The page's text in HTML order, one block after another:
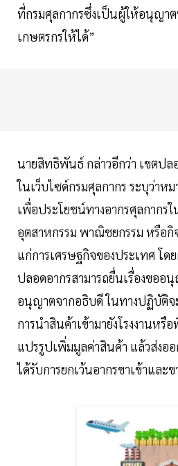
ที่กรมศุลกากรซึ่งเป็นผู้ให้อนุญา
เกษตรกรให้ได้”
นายสิทธิพันธ์ กล่าวอีกว่า เขตปล
ในเว็บไซด์กรมศุลกากร ระบุว่า
เพื่อประโยชน์ทางอากรศุลกากร
อุตสาหกรรม พาณิชยกรรม หรือ
แก่การเศรษฐกิจของประเทศ โด
ปลอดอากรสามารถยื่นเรื่องขออ
อนุญาตจากอธิบดี ในทางปฏิบัติ
การนำสินค้าเข้ามายังโรงงานห
แปรรูปเพิ่มมูลค่าสินค้า แล้วส่งออ
ได้รับการยกเว้นอากรขาเข้าและ